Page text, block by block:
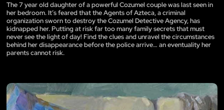
The 7 year old daughter of a powerful Cozumel couple was last seen in
her bedroom. It’s feared that the Agents of Azteca, a criminal
organization sworn to destroy the Cozumel Detective Agency, has
kidnapped her. Putting at risk far too many family secrets that must
never see the light of day! Find the clues and unravel the circumstances
behind her disappearance before the police arrive… an eventuality her
parents cannot risk.